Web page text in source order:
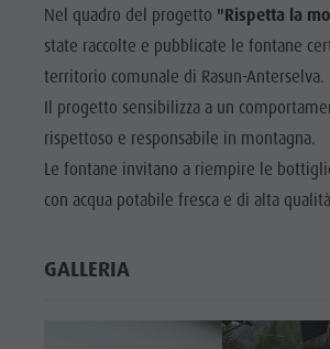
PLAN DE
CORONES
Parco ricreativo Rasun di Sotto &
Bosco con giochi d'acqua
Biotopo "Rasner Möser"
Aree barbecue in Valle Anterselva
Laghetto di pesca
MTB Area Anterselva di Sotto
Olympic Arena Alto Adige
Nordic Walking
Imposta di sogggiorno
Eventi
Top eventi
Novità
Cataloghi
Informazioni A-Z
Contatto
Alto Adige Refill
Nel quadro del progetto "Rispetta la
state raccolte e pubblicate le fontane
territorio comunale di Rasun-Anterselva.
Il progetto sensibilizza a un
rispettoso e responsabile in montagna.
Le fontane invitano a riempire le
con acqua potabile fresca e di alta
GALLERIA